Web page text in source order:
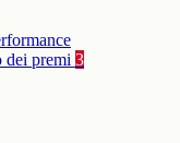
dei premi 3